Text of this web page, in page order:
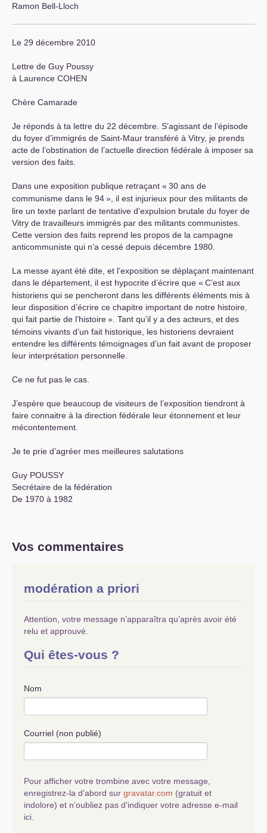
Ramon Bell-Lloch
Le 29 décembre 2010
Lettre de Guy Poussy
à Laurence COHEN
Chère Camarade
Je réponds à ta lettre du 22 décembre. S’agissant de l’épisode
du foyer d’immigrés de Saint-Maur transféré à Vitry, je prends
acte de l’obstination de l’actuelle direction fédérale à imposer sa
version des faits.
Dans une exposition publique retraçant « 30 ans de
communisme dans le 94», il est injurieux pour des militants de
lire un texte parlant de tentative d’expulsion brutale du foyer de
Vitry de travailleurs immigrés par des militants communistes.
Cette version des faits reprend les propos de la campagne
anticommuniste qui n’a cessé depuis décembre 1980.
La messe ayant été dite, et l’exposition se déplaçant maintenant
dans le département, il est hypocrite d’écrire que « C’est aux
historiens qui se pencheront dans les différents éléments mis à
leur disposition d’écrire ce chapitre important de notre histoire,
qui fait partie de l’histoire». Tant qu’il y a des acteurs, et des
témoins vivants d’un fait historique, les historiens devraient
entendre les différents témoignages d’un fait avant de proposer
leur interprétation personnelle.
Ce ne fut pas le cas.
J’espère que beaucoup de visiteurs de l’exposition tiendront à
faire connaitre à la direction fédérale leur étonnement et leur
mécontentement.
Je te prie d’agréer mes meilleures salutations
Guy POUSSY
Secrétaire de la fédération
De 1970 à 1982
Vos commentaires
modération a priori
Attention, votre message n’apparaîtra qu’après avoir été
relu et approuvé.
Qui êtes-vous ?
Nom
Courriel (non publié)
Pour afficher votre trombine avec votre message,
enregistrez-la d’abord sur gravatar.com (gratuit et
indolore) et n’oubliez pas d’indiquer votre adresse e-mail
ici.